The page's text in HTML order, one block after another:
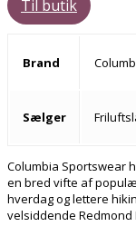
Til butik
Brand
Sælger
Columbia Sportswear
en bred vifte af
hverdag og lettere
velsiddende Redmond